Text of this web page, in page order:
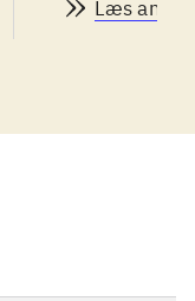
Læs